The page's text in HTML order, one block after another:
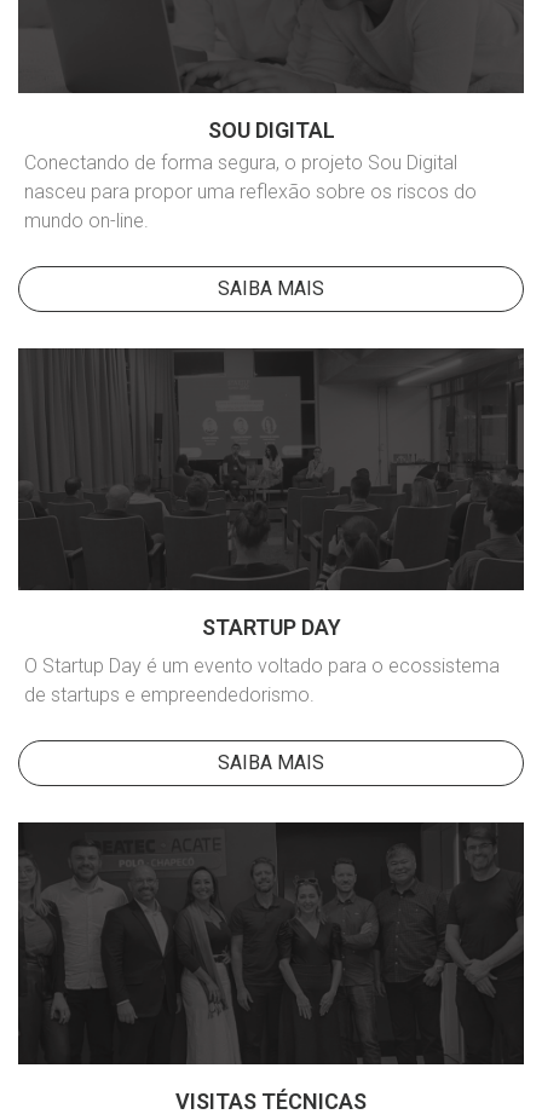
SOU DIGITAL
Conectando de forma segura, o projeto Sou Digital
nasceu para propor uma reflexão sobre os riscos do
mundo on-line.
SAIBA MAIS
STARTUP DAY
O Startup Day é um evento voltado para o ecossistema
de startups e empreendedorismo.
SAIBA MAIS
VISITAS TÉCNICAS